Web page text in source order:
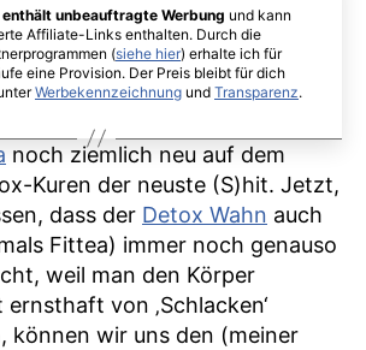
(und
günstiger!)
unbeauftragte Werbung und kann
Affiliate-Links enthalten. Durch die
(siehe hier) erhalte ich für
eine Provision. Der Preis bleibt für dich
Werbekennzeichnung und Transparenz.
noch ziemlich neu auf dem
Kuren der neuste (S)hit. Jetzt,
dass der Detox Wahn auch
Fittea) immer noch genauso
weil man den Körper
von ‚Schlacken‘
können wir uns den (meiner